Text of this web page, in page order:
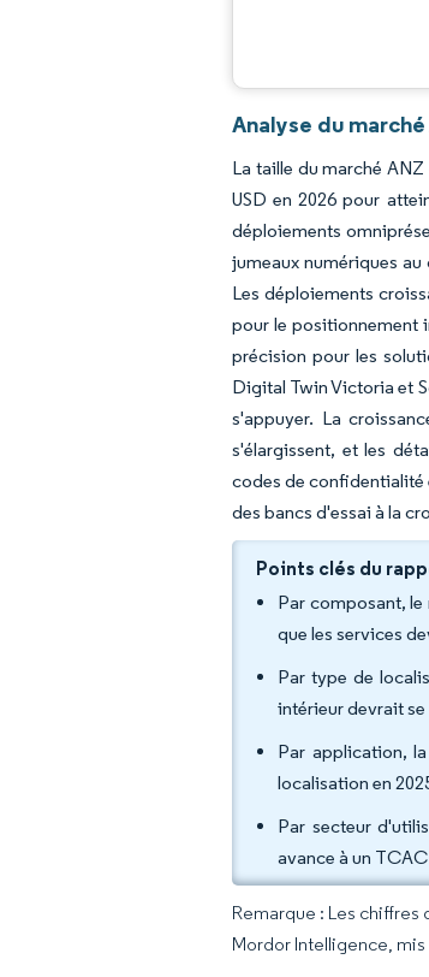
Analyse du
La taille du marché
USD en 2026 pour
déploiements
jumeaux numériques
Les déploiements
pour le positionnement
précision pour les
Digital Twin Victoria et
s'appuyer. La
s'élargissent, et les
codes de confidentialité
des bancs d'essai à la
Points clés du
Par composant, le
que les services
Par type de
intérieur devrait se
Par application,
localisation en
Par secteur
avance à un
Remarque : Les
Mordor Intelligence,